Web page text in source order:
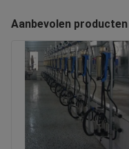
Aanbevolen producten